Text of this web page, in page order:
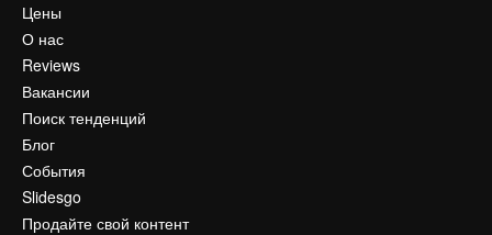
Цены
О нас
Reviews
Вакансии
Поиск тенденций
Блог
События
Slidesgo
Продайте свой контент